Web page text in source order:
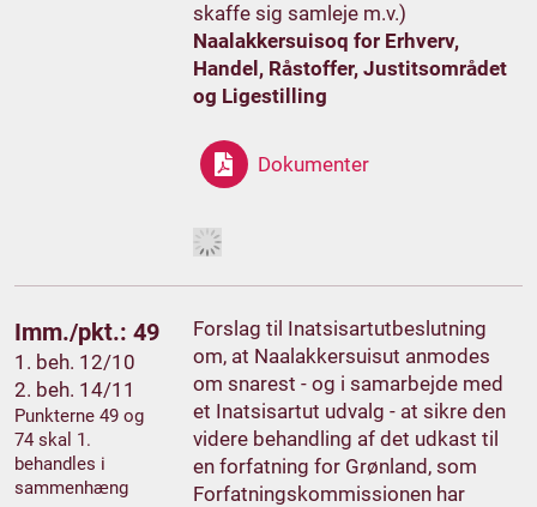
skaffe sig samleje m.v.)
Naalakkersuisoq for Erhverv,
Handel, Råstoffer, Justitsområdet
og Ligestilling
Dokumenter
Imm./pkt.: 49
1. beh. 12/10
2. beh. 14/11
Punkterne 49 og
74 skal 1.
behandles i
sammenhæng
Forslag til Inatsisartutbeslutning
om, at Naalakkersuisut anmodes
om snarest - og i samarbejde med
et Inatsisartut udvalg - at sikre den
videre behandling af det udkast til
en forfatning for Grønland, som
Forfatningskommissionen har